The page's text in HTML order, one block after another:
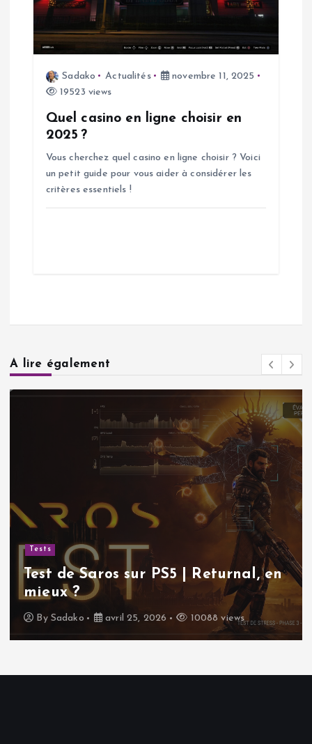
Sadako Actualités
novembre 11, 2025
19523 views
Quel casino en ligne choisir en
2025 ?
Vous cherchez quel casino en ligne choisir ? Voici
un petit guide pour vous aider à considérer les
critères essentiels !
A lire également
Tests
Test de Saros sur PS5 | Returnal, en
mieux ?
By Sadako avril 25, 2026 10088 views